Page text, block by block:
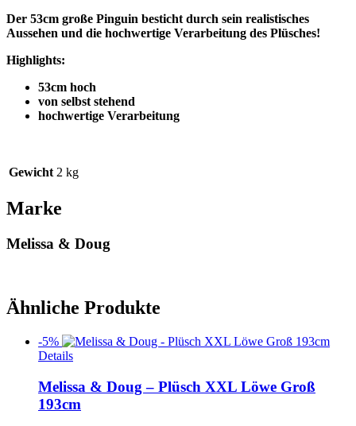
Der 53cm große Pinguin besticht durch sein realistisches
Aussehen und die hochwertige Verarbeitung des Plüsches!
Highlights:
53cm hoch
von selbst stehend
hochwertige Verarbeitung
Gewicht 2 kg
Marke
Melissa & Doug
Ähnliche Produkte
-5%
Details
Melissa & Doug – Plüsch XXL Löwe Groß
193cm